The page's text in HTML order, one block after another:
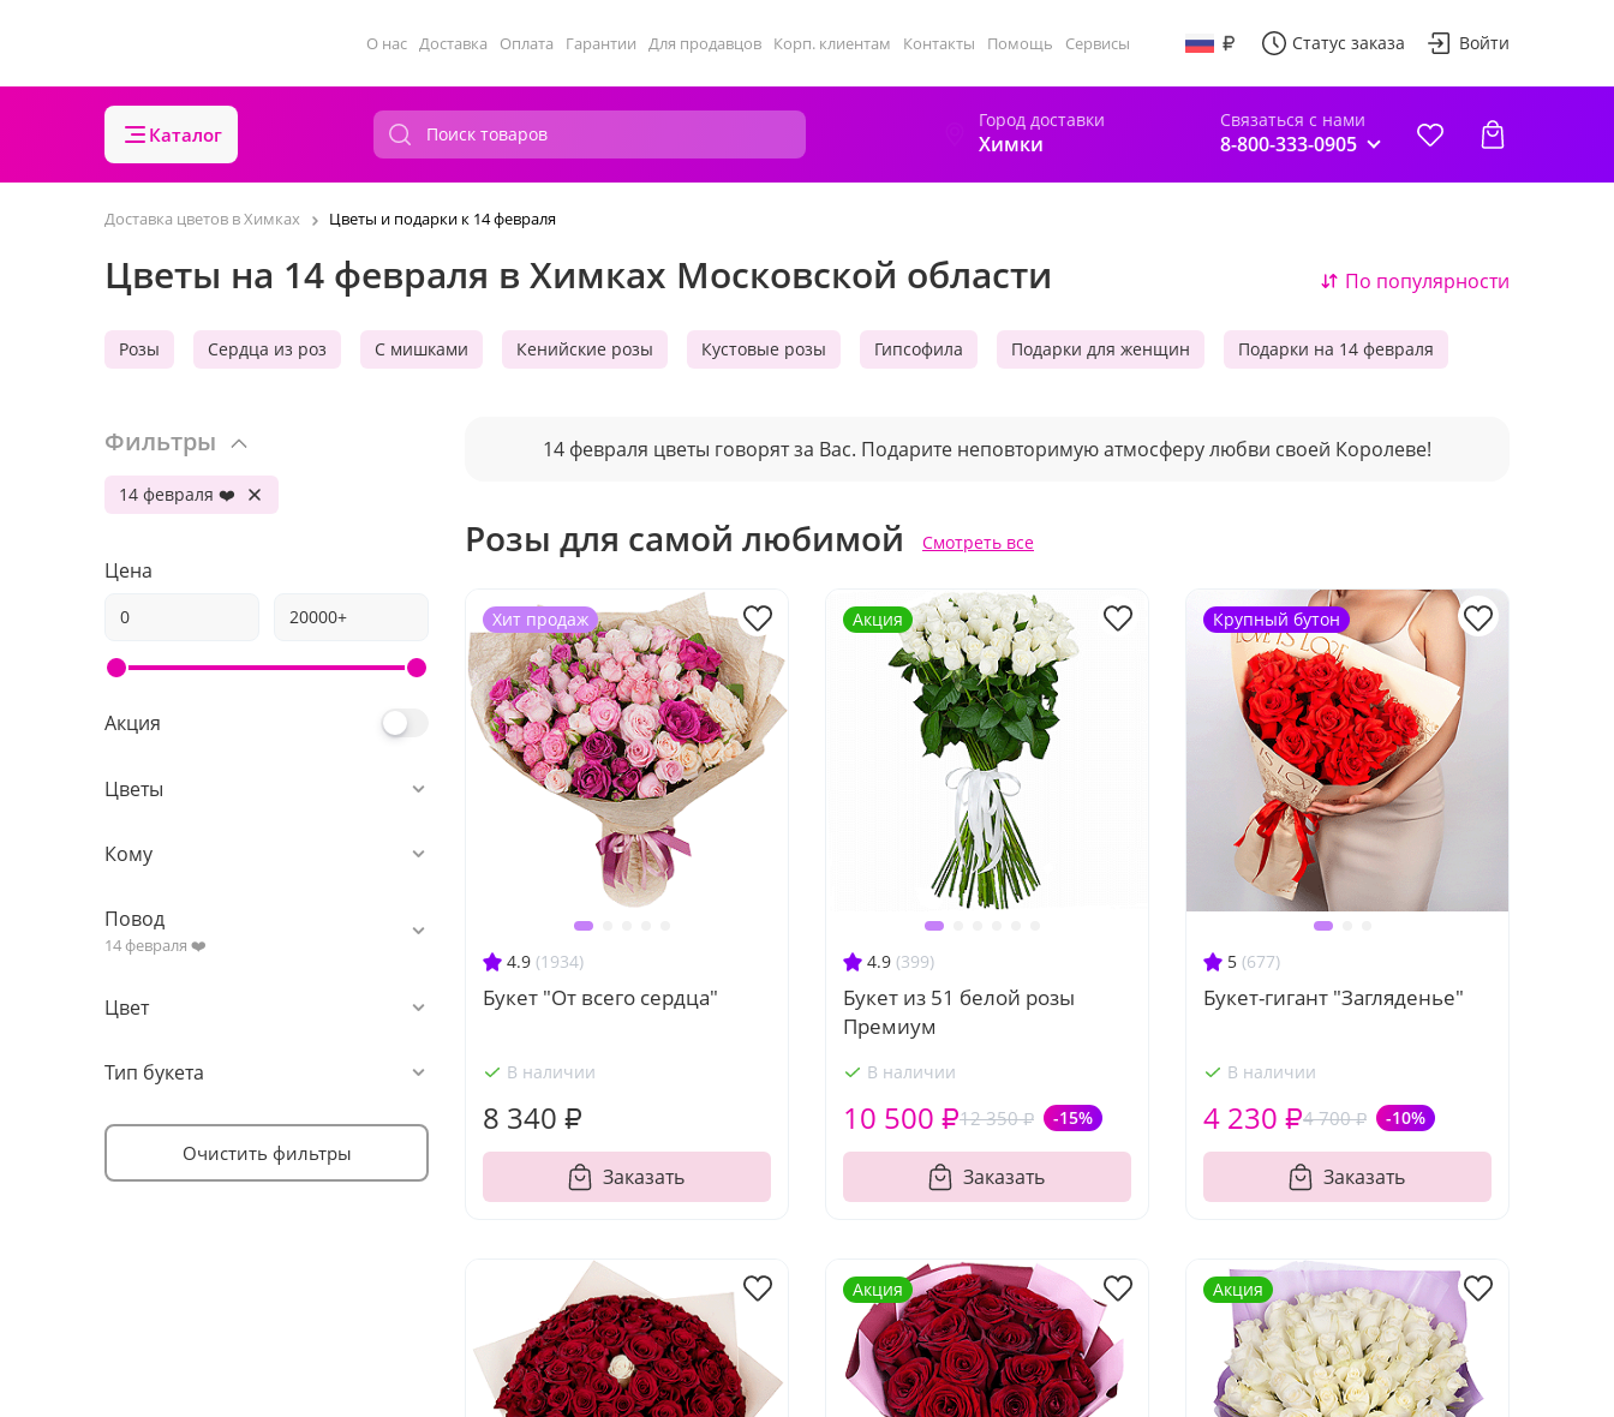
О нас Доставка Оплата Гарантии Для продавцов Корп. клиентам Контакты Помощь Сервисы Статус заказа Войти
Каталог
Город доставки
Химки
Связаться с нами
8-800-333-0905
Доставка цветов в Химках Цветы и подарки к 14 февраля
Цветы на 14 февраля в Химках Московской области По популярности
Розы Сердца из роз С мишками Кенийские розы Кустовые розы Гипсофила Подарки для женщин Подарки на 14 февраля
Фильтры
14 февраля ❤️
Цена
Акция
Цветы
Кому
Повод
14 февраля ❤️
Цвет
Тип букета
Очистить фильтры
14 февраля цветы говорят за Вас. Подарите неповторимую атмосферу любви своей Королеве!
Розы для самой любимой Смотреть все
4.9 (1934)
Букет "От всего сердца"
В наличии
8 340 ₽
Заказать
Хит продаж
4.9 (399)
Букет из 51 белой розы
Премиум
В наличии
12 350 ₽ -15%
10 500 ₽
Заказать
Акция
5 (677)
Букет-гигант "Загляденье"
В наличии
4 700 ₽ -10%
4 230 ₽
Заказать
Крупный бутон
Акция Акция